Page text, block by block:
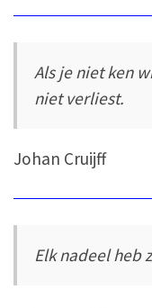
Als je niet ken
niet verliest.
Johan Cruijff
Elk nadeel heb